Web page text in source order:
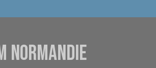
NORMANDIE